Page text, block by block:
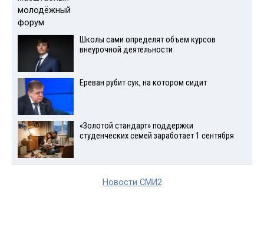
Школы сами определят объем курсов
внеурочной деятельности
Ереван рубит сук, на котором сидит
«Золотой стандарт» поддержки
студенческих семей заработает 1 сентября
Новости СМИ2